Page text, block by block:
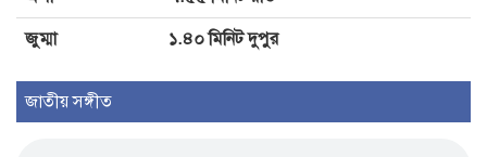
জুম্মা
১.৪০ মিনিট দুপুর
জাতীয় সঙ্গীত